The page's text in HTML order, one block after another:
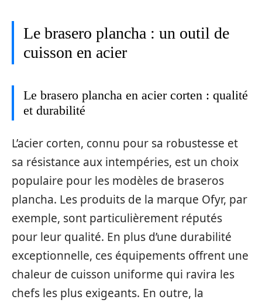
Le brasero plancha : un outil de
cuisson en acier
Le brasero plancha en acier corten : qualité
et durabilité
L’acier corten, connu pour sa robustesse et
sa résistance aux intempéries, est un choix
populaire pour les modèles de braseros
plancha. Les produits de la marque Ofyr, par
exemple, sont particulièrement réputés
pour leur qualité. En plus d’une durabilité
exceptionnelle, ces équipements offrent une
chaleur de cuisson uniforme qui ravira les
chefs les plus exigeants. En outre, la